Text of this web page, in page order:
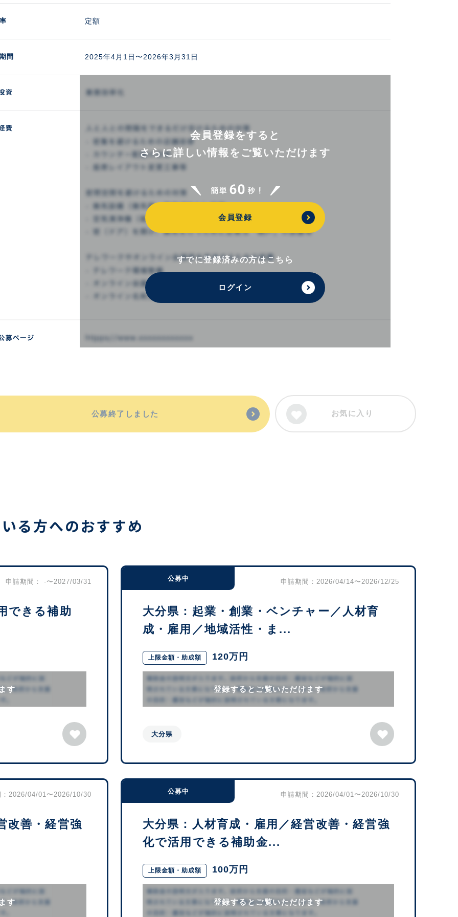
定額
間 2025年4月1日〜2026年3月31日
会員登録をすると
さらに詳しい情報を ご覧いただけます
会員登録
すでに登録済みの方はこちら
ログイン
公募終了しました お気に入り
る方へのおすすめ
申請期間： -〜2027/03/31
できる補助
す
公募中 申請期間：2026/04/14〜2026/12/25
大分県：起業・創業・ベンチャー／人材育
成・雇用／地域活性・ま...
上限金額・助成額 120万円
登録するとご覧いただけます
大分県
：2026/04/01〜2026/10/30
改善・経営強
す
公募中 申請期間：2026/04/01〜2026/10/30
大分県：人材育成・雇用／経営改善・経営強
化で活用できる補助金...
上限金額・助成額 100万円
登録するとご覧いただけます